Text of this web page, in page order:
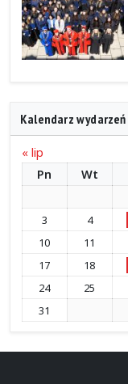
Kalendarz wydarzeń
« lip
Pn
Wt
3
4
10
11
17
18
24
25
31